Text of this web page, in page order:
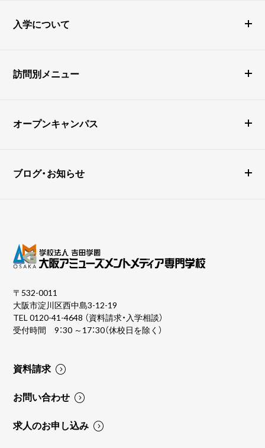
入学について
訪問別メニュー
オープンキャンパス
ブログ・お知らせ
〒532-0011
大阪市淀川区西中島3-12-19
TEL0120-41-4648 （資料請求・入学相談）
受付時間 9：30 ～17：30（休校日を除く）
資料請求
お問い合わせ
求人のお申し込み